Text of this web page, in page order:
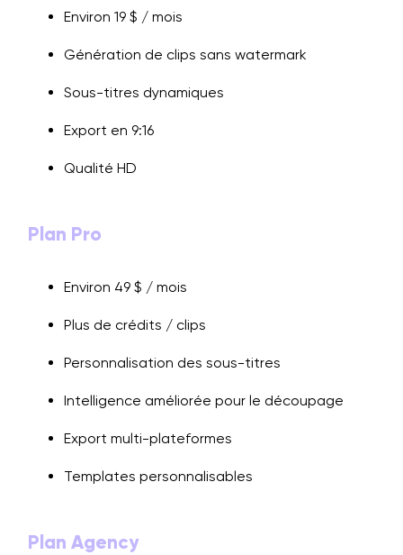
Environ 19 $ / mois
Génération de clips sans watermark
Sous-titres dynamiques
Export en 9:16
Qualité HD
Plan Pro
Environ 49 $ / mois
Plus de crédits / clips
Personnalisation des sous-titres
Intelligence améliorée pour le découpage
Export multi-plateformes
Templates personnalisables
Plan Agency